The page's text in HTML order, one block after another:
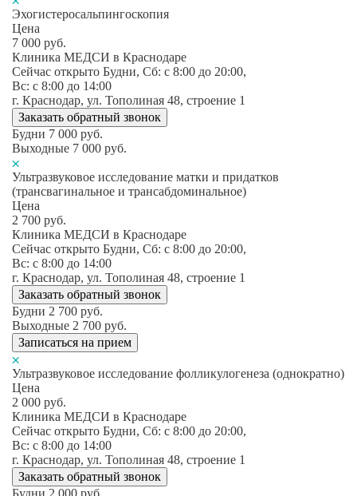
Эхогистеросальпингоскопия
Цена
7 000 руб.
Клиника МЕДСИ в Краснодаре
Сейчас открыто Будни, Сб: c 8:00 до 20:00,
Вс: c 8:00 до 14:00
г. Краснодар, ул. Тополиная 48, строение 1
Заказать обратный звонок
Будни 7 000 руб.
Выходные 7 000 руб.
Ультразвуковое исследование матки и придатков
(трансвагинальное и трансабдоминальное)
Цена
2 700 руб.
Клиника МЕДСИ в Краснодаре
Сейчас открыто Будни, Сб: c 8:00 до 20:00,
Вс: c 8:00 до 14:00
г. Краснодар, ул. Тополиная 48, строение 1
Заказать обратный звонок
Будни 2 700 руб.
Выходные 2 700 руб.
Записаться на прием
Ультразвуковое исследование фолликулогенеза (однократно)
Цена
2 000 руб.
Клиника МЕДСИ в Краснодаре
Сейчас открыто Будни, Сб: c 8:00 до 20:00,
Вс: c 8:00 до 14:00
г. Краснодар, ул. Тополиная 48, строение 1
Заказать обратный звонок
Будни 2 000 руб.